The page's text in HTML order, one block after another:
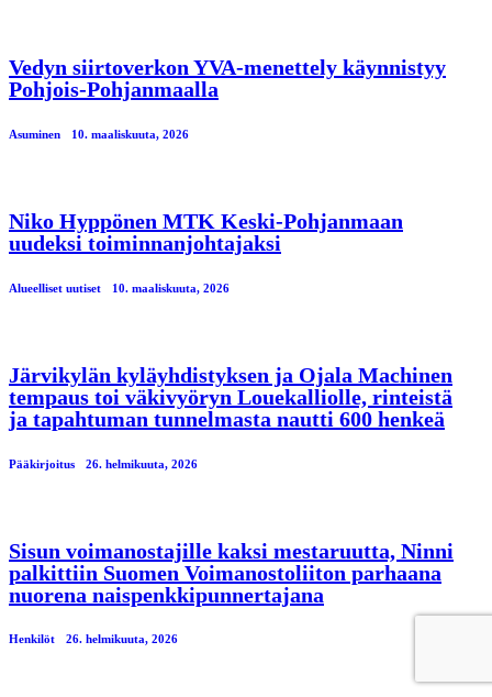
Vedyn siirtoverkon YVA-menettely käynnistyy
Pohjois-Pohjanmaalla
Asuminen 10. maaliskuuta, 2026
Niko Hyppönen MTK Keski-Pohjanmaan
uudeksi toiminnanjohtajaksi
Alueelliset uutiset 10. maaliskuuta, 2026
Järvikylän kyläyhdistyksen ja Ojala Machinen
tempaus toi väkivyöryn Louekalliolle, rinteistä
ja tapahtuman tunnelmasta nautti 600 henkeä
Pääkirjoitus 26. helmikuuta, 2026
Sisun voimanostajille kaksi mestaruutta, Ninni
palkittiin Suomen Voimanostoliiton parhaana
nuorena naispenkkipunnertajana
Henkilöt 26. helmikuuta, 2026